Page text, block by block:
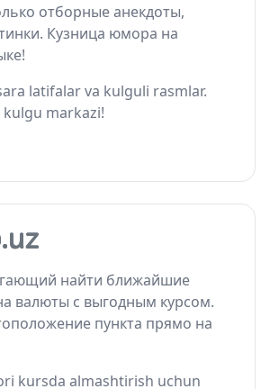
отборные анекдоты,
Кузница юмора на
latifalar va kulguli rasmlar.
kulgu markazi!
найти ближайшие
валюты с выгодным курсом.
пункта прямо на
kursda almashtirish uchun